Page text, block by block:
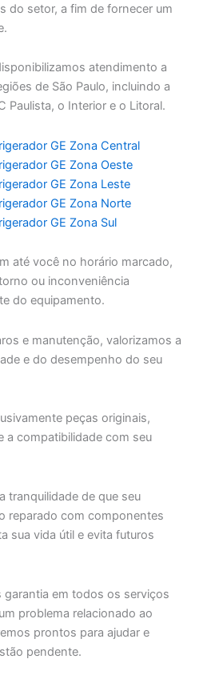
do setor, a fim de fornecer um
atendimento a
de São Paulo, incluindo a
Paulista, o Interior e o Litoral.
GE Zona Central
GE Zona Oeste
GE Zona Leste
GE Zona Norte
GE Zona Sul
até você no horário marcado,
ou inconveniência
do equipamento.
e manutenção, valorizamos a
e do desempenho do seu
peças originais,
a compatibilidade com seu
tranquilidade de que seu
reparado com componentes
sua vida útil e evita futuros
garantia em todos os serviços
problema relacionado ao
prontos para ajudar e
pendente.